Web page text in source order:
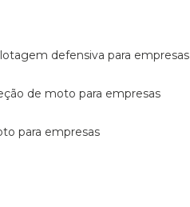
defensiva para empresas
de moto para empresas
para empresas